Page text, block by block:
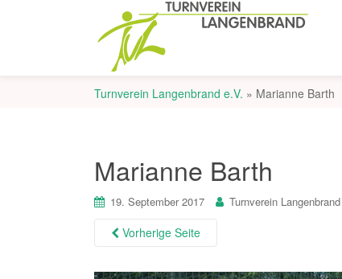
Turnverein Langenbrand e.V. » Marianne Barth
Marianne Barth
19. September 2017 Turnverein Langenbrand
Vorherige Seite